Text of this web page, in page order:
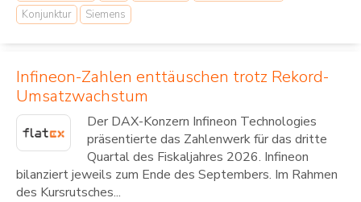
Konjunktur
Siemens
Infineon-Zahlen enttäuschen trotz Rekord-
Umsatzwachstum
Der DAX-Konzern Infineon Technologies
präsentierte das Zahlenwerk für das dritte
Quartal des Fiskaljahres 2026. Infineon
bilanziert jeweils zum Ende des Septembers. Im Rahmen
des Kursrutsches...